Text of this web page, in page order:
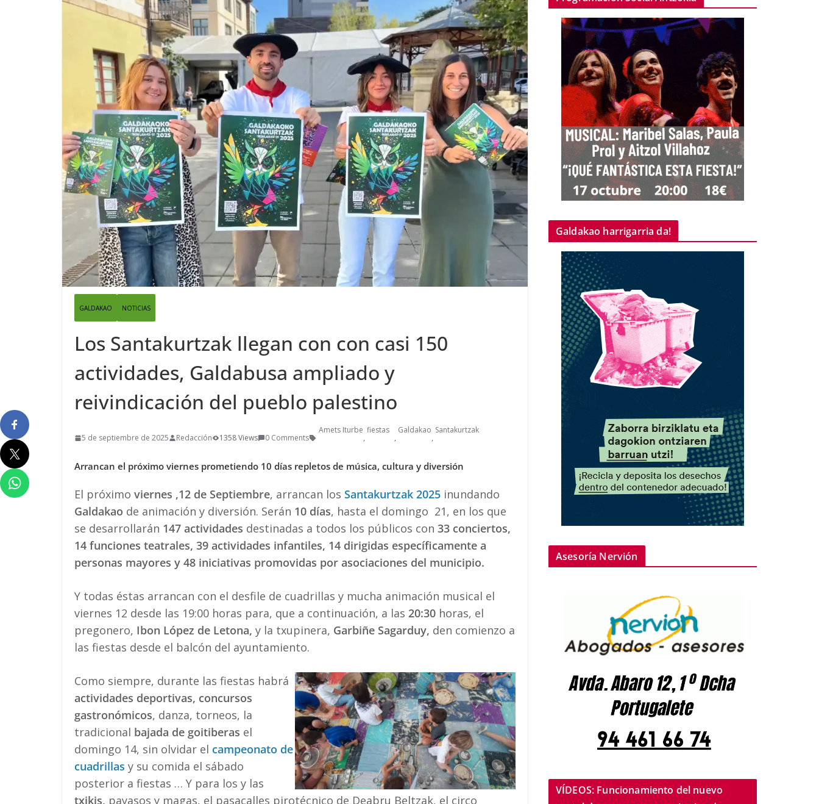
GALDAKAO NOTICIAS
Los Santakurtzak llegan con con casi 150
actividades, Galdabusa ampliado y
reivindicación del pueblo palestino
5 de septiembre de 2025 Redacción 1358 Views 0 Comments
Amets Iturbe
,
fiestas
,
Galdakao
,
Santakurtzak
Arrancan el próximo viernes prometiendo 10 días repletos de música, cultura y diversión
El próximo viernes ,12 de Septiembre, arrancan los Santakurtzak 2025 inundando
Galdakao de animación y diversión. Serán 10 días, hasta el domingo 21, en los que
se desarrollarán 147 actividades destinadas a todos los públicos con 33 conciertos,
14 funciones teatrales, 39 actividades infantiles, 14 dirigidas específicamente a
personas mayores y 48 iniciativas promovidas por asociaciones del municipio.
Y todas éstas arrancan con el desfile de cuadrillas y mucha animación musical el
viernes 12 desde las 19:00 horas para, que a continuación, a las 20:30 horas, el
pregonero, Ibon López de Letona, y la txupinera, Garbiñe Sagarduy, den comienzo a
las fiestas desde el balcón del ayuntamiento.
Como siempre, durante las fiestas habrá
actividades deportivas, concursos
gastronómicos, danza, torneos, la
tradicional bajada de goitiberas el
domingo 14, sin olvidar el campeonato de
cuadrillas y su comida el sábado
posterior a fiestas … Y para los y las
txikis, payasos y magas, el pasacalles pirotécnico de Deabru Beltzak, el circo
Galdakao harrigarria da!
Asesoría Nervión
VÍDEOS: Funcionamiento del nuevo